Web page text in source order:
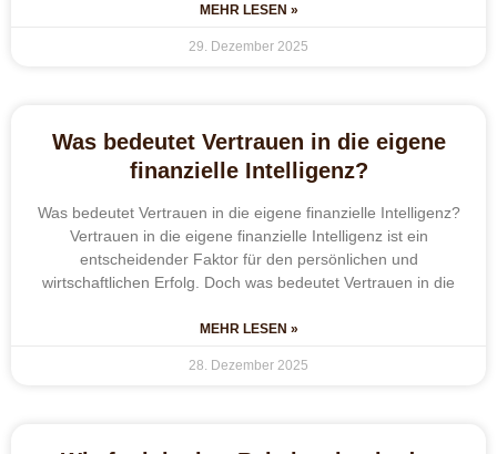
MEHR LESEN »
29. Dezember 2025
Was bedeutet Vertrauen in die eigene
finanzielle Intelligenz?
Was bedeutet Vertrauen in die eigene finanzielle Intelligenz?
Vertrauen in die eigene finanzielle Intelligenz ist ein
entscheidender Faktor für den persönlichen und
wirtschaftlichen Erfolg. Doch was bedeutet Vertrauen in die
MEHR LESEN »
28. Dezember 2025